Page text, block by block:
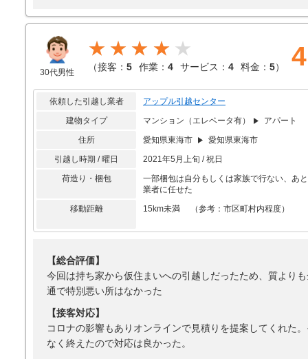
30代男性
★★★★
（接客： 5 作業： 4 サービス： 4 料金： 5） 4
依頼した引越し業者
アップル引越センター
建物タイプ
マンション（エレベータ有）
アパート
住所
愛知県東海市
愛知県東海市
引越し時期 / 曜日
2021年5月上旬 / 祝日
荷造り・梱包
一部梱包は自分もしくは家族で行ない、あ
業者に任せた
移動距離
15km未満 （参考：市区町村内程度）
【総合評価】
今回は持ち家から仮住まいへの引越しだったため、質より
通で特別悪い所はなかった
【接客対応】
コロナの影響もありオンラインで見積りを提案してくれた
なく終えたので対応は良かった。